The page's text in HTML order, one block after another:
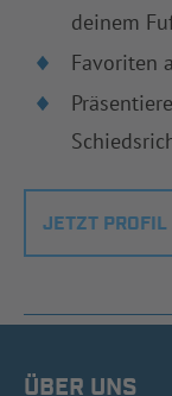
deinem
Favoriten
JETZT PROFIL
ÜBER UNS